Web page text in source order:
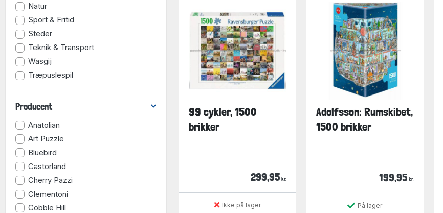
Natur
Sport & Fritid
Steder
Teknik & Transport
Wasgij
Træpuslespil
Producent
Anatolian
Art Puzzle
Bluebird
Castorland
Cherry Pazzi
Clementoni
Cobble Hill
99 cykler, 1500
brikker
299,95 kr.
Ikke på lager
Adolfsson: Rumskibet,
1500 brikker
199,95 kr.
På lager